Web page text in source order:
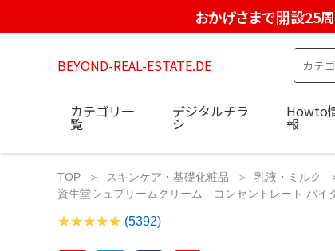
おかげさまで開設25
BEYOND-REAL-ESTATE.DE
カテゴリ一
覧
デジタルチラ
シ
Howto
報
TOP スキンケア・基礎化粧品
乳液・ミルク
資生堂シュプリームクリーム コンセントレート バイ
(5392)